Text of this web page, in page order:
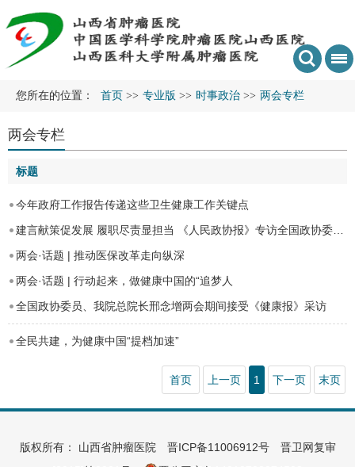
您所在的位置： 首页 >> 专业版 >> 时事政治 >> 两会专栏
两会专栏
标题
今年政府工作报告传递这些卫生健康工作关键点
两会·话题 | 推动医保改革走向纵深
两会·话题 | 行动起来，做健康中国的“追梦人
全国政协委员、我院总院长邢念增两会期间接受《健康报》采访
全民共建，为健康中国“提档加速”
首页 上一页 1 下一页 末页
版权所有： 山西省肿瘤医院 晋ICP备11006912号晋卫网复审